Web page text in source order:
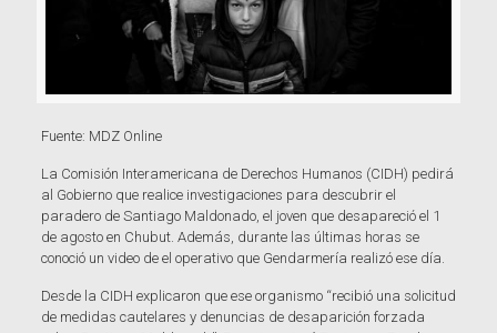
Fuente: MDZ Online
La Comisión Interamericana de Derechos Humanos (CIDH) pedirá
al Gobierno que realice investigaciones para descubrir el
paradero de Santiago Maldonado, el joven que desapareció el 1
de agosto en Chubut. Además, durante las últimas horas se
conoció un video de el operativo que Gendarmería realizó ese día.
Desde la CIDH explicaron que ese organismo “recibió una solicitud
de medidas cautelares y denuncias de desaparición forzada